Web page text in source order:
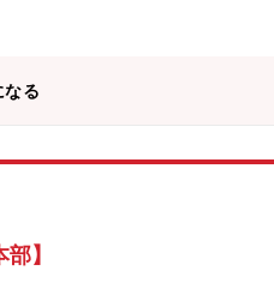
し、新しい視聴体験・エンタ
ツの生配信を通して多くの方に
なる
】